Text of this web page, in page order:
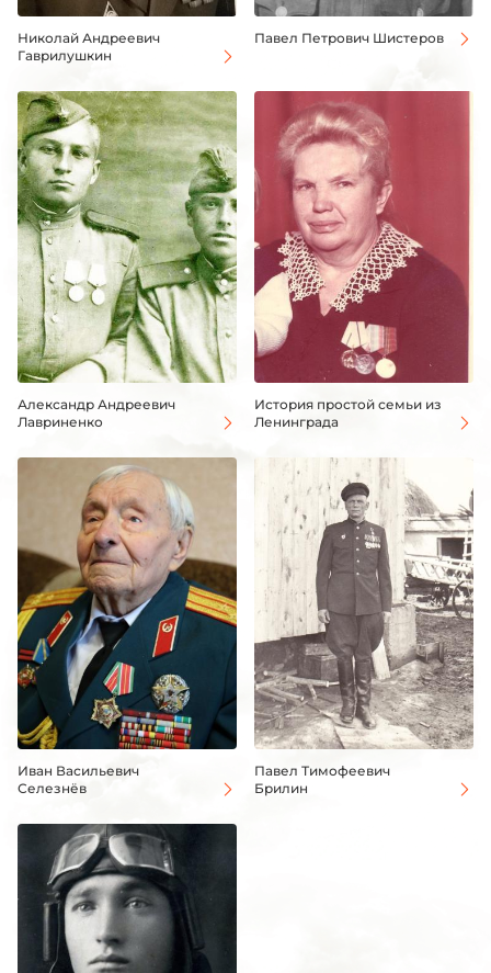
Николай Андреевич
Гаврилушкин
Павел Петрович Шистеров
Александр Андреевич
Лавриненко
История простой семьи из
Ленинграда
Иван Васильевич
Селезнёв
Павел Тимофеевич
Брилин